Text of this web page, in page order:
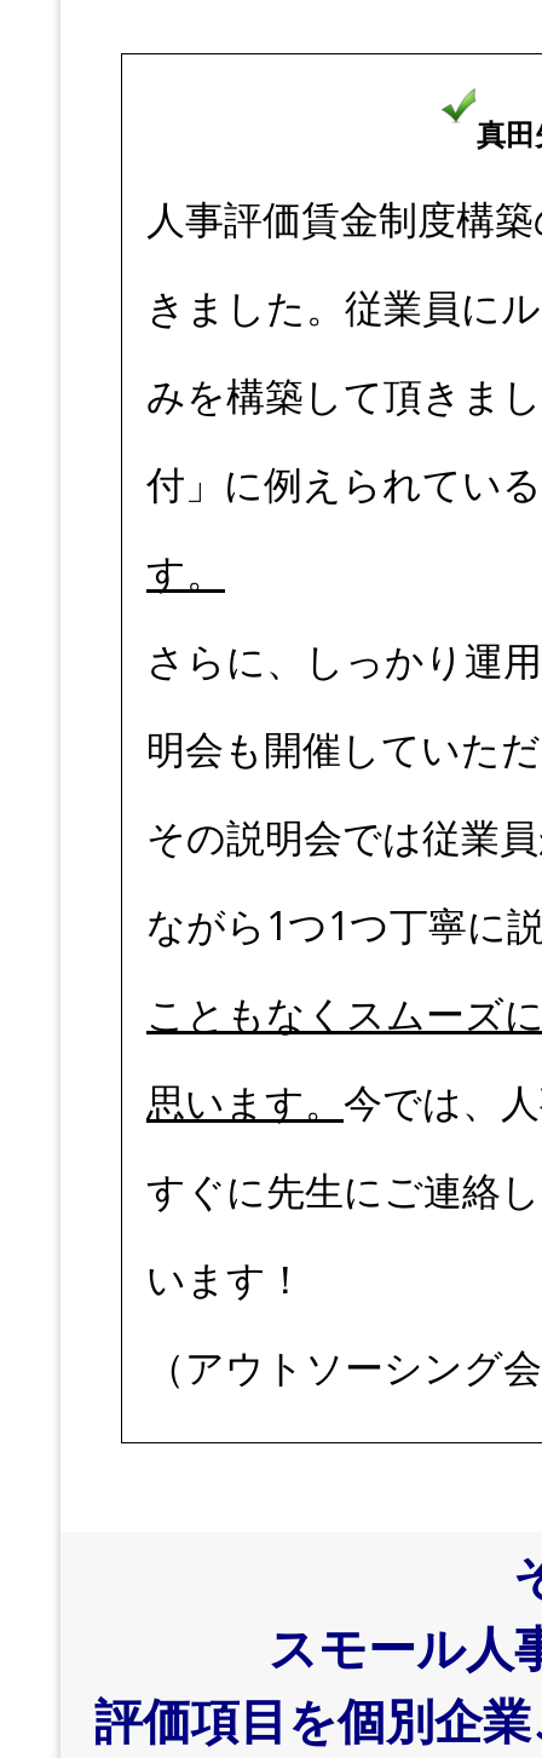
真
人事評価賃金制度構
きました。従業員に
みを構築して頂きま
付」に例えられてい
す。
さらに、しっかり運
明会も開催していた
その説明会では従業
ながら1つ1つ丁寧に
こともなくスムーズ
思います。 今では、
すぐに先生にご連絡
います！
（アウトソーシング
スモール人
評価項目を個別企